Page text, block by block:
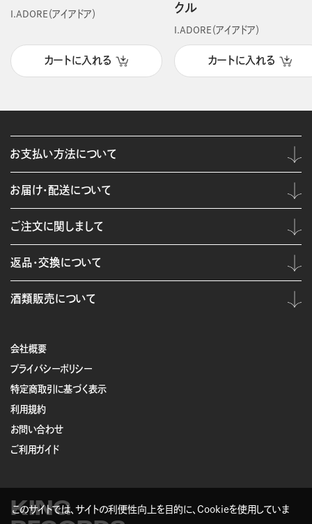
I.ADORE（アイアドア）
カートに入れる
クル
I.ADORE（アイアドア）
カートに入れる
会社概要
プライバシーポリシー
特定商取引に基づく表示
利用規約
お問い合わせ
ご利用ガイド
KING
お支払い方法について
お届け・配送について
ご注文に関しまして
返品・交換について
酒類販売について
このサイトでは、サイトの利便性向上を目的に、Cookieを使用していま